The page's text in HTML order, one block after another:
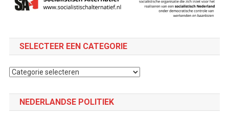
SELECTEER EEN CATEGORIE
Selecteer
NEDERLANDSE POLITIEK